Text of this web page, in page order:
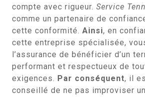
compte avec rigueur. Service
comme un partenaire de
cette conformité. Ainsi, en
cette entreprise spécialisée,
l’assurance de bénéficier d’un
performant et respectueux de
exigences. Par conséquent, il
conseillé de ne pas improviser